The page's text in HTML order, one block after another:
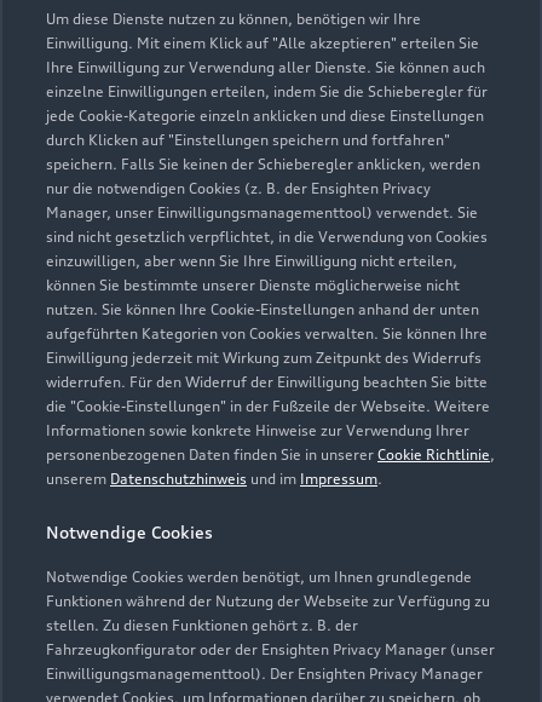
Um diese Dienste nutzen zu können, benötigen wir Ihre
Einwilligung. Mit einem Klick auf "Alle akzeptieren" erteilen Sie
Ihre Einwilligung zur Verwendung aller Dienste. Sie können auch
einzelne Einwilligungen erteilen, indem Sie die Schieberegler für
jede Cookie-Kategorie einzeln anklicken und diese Einstellungen
durch Klicken auf "Einstellungen speichern und fortfahren"
speichern. Falls Sie keinen der Schieberegler anklicken, werden
nur die notwendigen Cookies (z. B. der Ensighten Privacy
Manager, unser Einwilligungsmanagementtool) verwendet. Sie
sind nicht gesetzlich verpflichtet, in die Verwendung von Cookies
einzuwilligen, aber wenn Sie Ihre Einwilligung nicht erteilen,
können Sie bestimmte unserer Dienste möglicherweise nicht
nutzen. Sie können Ihre Cookie-Einstellungen anhand der unten
aufgeführten Kategorien von Cookies verwalten. Sie können Ihre
Einwilligung jederzeit mit Wirkung zum Zeitpunkt des Widerrufs
widerrufen. Für den Widerruf der Einwilligung beachten Sie bitte
die "Cookie-Einstellungen" in der Fußzeile der Webseite. Weitere
Informationen sowie konkrete Hinweise zur Verwendung Ihrer
personenbezogenen Daten finden Sie in unserer Cookie Richtlinie,
unserem Datenschutzhinweis und im Impressum.
Notwendige Cookies
Notwendige Cookies werden benötigt, um Ihnen grundlegende
Funktionen während der Nutzung der Webseite zur Verfügung zu
stellen. Zu diesen Funktionen gehört z. B. der
Fahrzeugkonfigurator oder der Ensighten Privacy Manager (unser
Einwilligungsmanagementtool). Der Ensighten Privacy Manager
verwendet Cookies, um Informationen darüber zu speichern, ob
73084 Salach
07162 933770
info@autoschmid.com
Kontaktdaten herunterladen
Öffnungszeiten
Service
Schließt bald18:00
Schließt bald18:00
Zurück nach oben